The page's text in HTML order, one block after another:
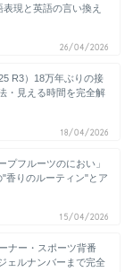
現と英語の言い換え
26/04/2026
R3）18万年ぶりの接
・見える時間を完全解
18/04/2026
プフルーツのにおい」
りのルーティン"とア
15/04/2026
ナー・スポーツ背番
ェルナンバーまで完全